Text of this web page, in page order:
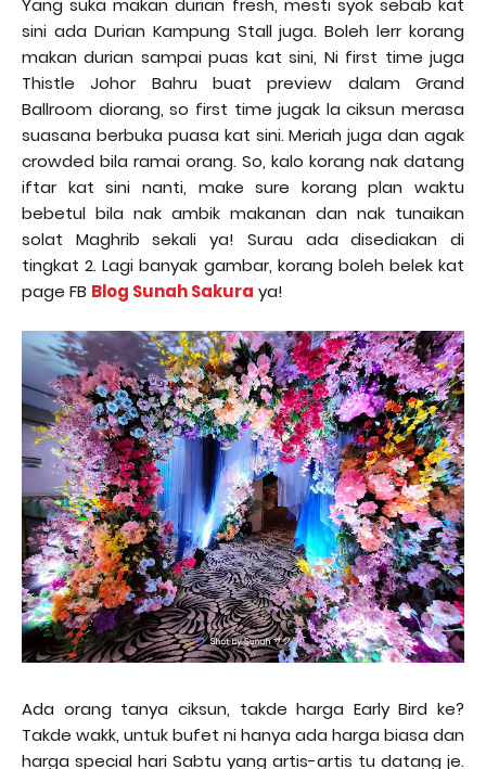
Yang suka makan durian fresh, mesti syok sebab kat
sini ada Durian Kampung Stall juga. Boleh lerr korang
makan durian sampai puas kat sini, Ni first time juga
Thistle Johor Bahru buat preview dalam Grand
Ballroom diorang, so first time jugak la ciksun merasa
suasana berbuka puasa kat sini. Meriah juga dan agak
crowded bila ramai orang. So, kalo korang nak datang
iftar kat sini nanti, make sure korang plan waktu
bebetul bila nak ambik makanan dan nak tunaikan
solat Maghrib sekali ya! Surau ada disediakan di
tingkat 2. Lagi banyak gambar, korang boleh belek kat
page FB Blog Sunah Sakura ya!
Ada orang tanya ciksun, takde harga Early Bird ke?
Takde wakk, untuk bufet ni hanya ada harga biasa dan
harga special hari Sabtu yang artis-artis tu datang je.